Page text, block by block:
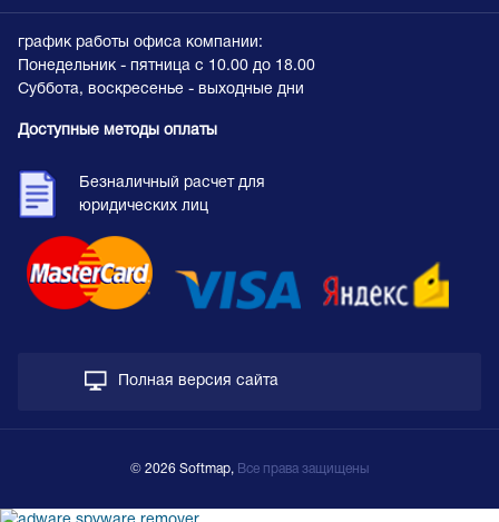
график работы офиса компании:
Понедельник - пятница с 10.00 до 18.00
Суббота, воскресенье - выходные дни
Доступные методы оплаты
Безналичный расчет для
юридических лиц
Полная версия сайта
© 2026 Softmap, Все права защищены